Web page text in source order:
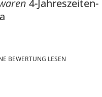
4-Jahreszeiten-
BEWERTUNG LESEN